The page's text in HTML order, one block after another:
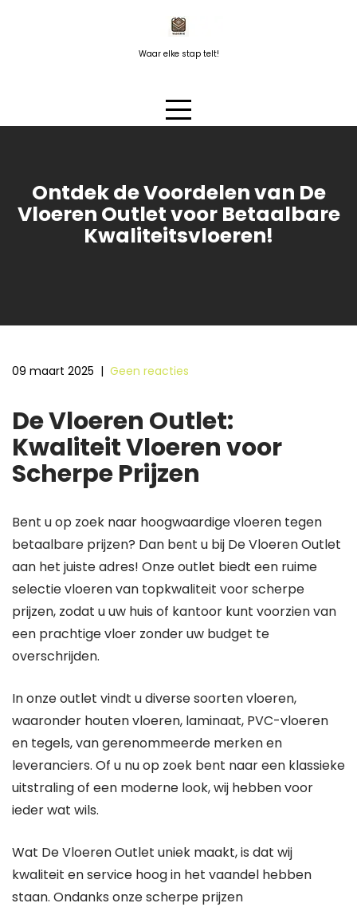
Waar elke stap telt!
Ontdek de Voordelen van De
Vloeren Outlet voor Betaalbare
Kwaliteitsvloeren!
09 maart 2025 | Geen reacties
De Vloeren Outlet:
Kwaliteit Vloeren voor
Scherpe Prijzen
Bent u op zoek naar hoogwaardige vloeren tegen
betaalbare prijzen? Dan bent u bij De Vloeren Outlet
aan het juiste adres! Onze outlet biedt een ruime
selectie vloeren van topkwaliteit voor scherpe
prijzen, zodat u uw huis of kantoor kunt voorzien van
een prachtige vloer zonder uw budget te
overschrijden.
In onze outlet vindt u diverse soorten vloeren,
waaronder houten vloeren, laminaat, PVC-vloeren
en tegels, van gerenommeerde merken en
leveranciers. Of u nu op zoek bent naar een klassieke
uitstraling of een moderne look, wij hebben voor
ieder wat wils.
Wat De Vloeren Outlet uniek maakt, is dat wij
kwaliteit en service hoog in het vaandel hebben
staan. Ondanks onze scherpe prijzen